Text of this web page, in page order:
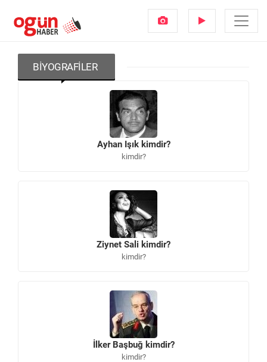
BIYOGRAFILER
Ayhan Işık kimdir?
kimdir?
Ziynet Sali kimdir?
kimdir?
İlker Başbuğ kimdir?
kimdir?